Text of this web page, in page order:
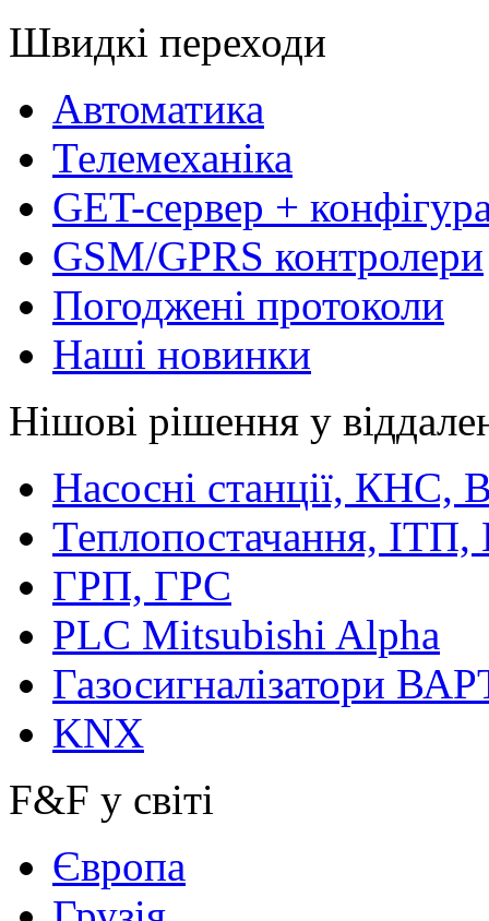
Швидкі переходи
Автоматика
Телемеханіка
GET-сервер +
GSM/GPRS контролери
Погоджені протоколи
Наші новинки
Нішові рішення у
Насосні станції, КНС,
Теплопостачання,
ГРП, ГРС
PLC Mitsubishi Alpha
Газосигналізатори
KNX
F&F у світі
Європа